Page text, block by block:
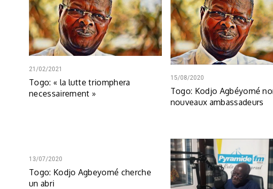
21/02/2021
Togo: « la lutte triomphera
necessairement »
15/08/2020
Togo: Kodjo Agbéyomé
nouveaux ambassadeurs
13/07/2020
Togo: Kodjo Agbeyomé cherche
un abri